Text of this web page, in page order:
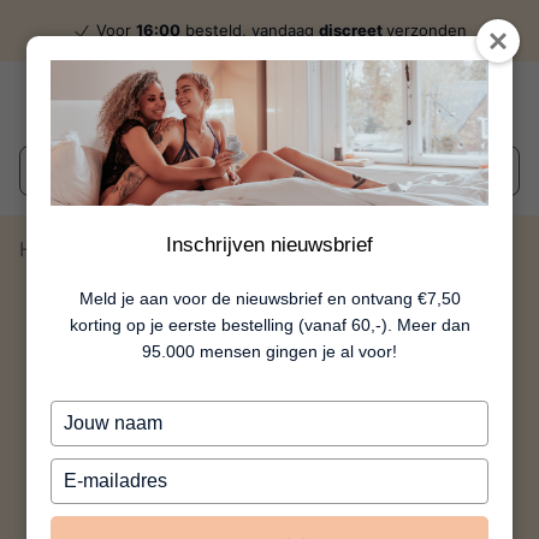
Inschrijven nieuwsbrief
Meld je aan voor de nieuwsbrief en ontvang €7,50
korting op je eerste bestelling (vanaf 60,-). Meer dan
95.000 mensen gingen je al voor!
Typ
je
naam
Typ
je
e-
Voor 16:00 besteld, vandaag discreetverzonden
Wat zoek je?
Home Piemel Slaapmasker